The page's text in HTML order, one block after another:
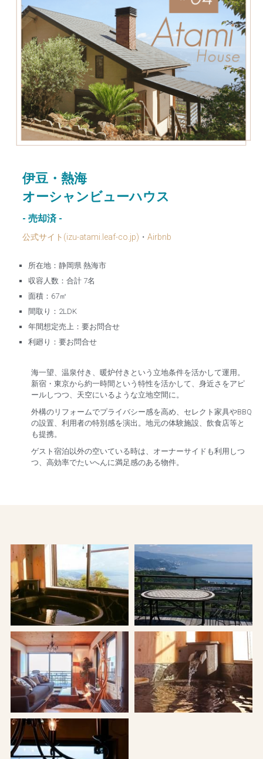
伊豆・熱海
オーシャンビューハウス
- 売却済 -
公式サイト(izu-atami.leaf-co.jp) ・ Airbnb
所在地：静岡県 熱海市
収容人数：合計 7名
面積：67㎡
間取り：2LDK
年間想定売上：要お問合せ
利廻り：要お問合せ
海一望、温泉付き、暖炉付きという立地条件を活かして運用。
新宿・東京から約一時間という特性を活かして、身近さをアピ
ールしつつ、天空にいるような立地空間に。
外構のリフォームでプライバシー感を高め、セレクト家具やBBQ
の設置、利用者の特別感を演出。地元の体験施設、飲食店等と
も提携。
ゲスト宿泊以外の空いている時は、オーナーサイドも利用しつ
つ、高効率でたいへんに満足感のある物件。